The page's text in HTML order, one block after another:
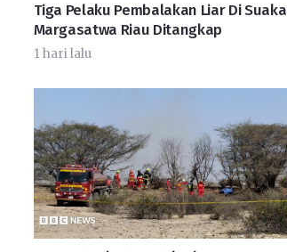
Tiga Pelaku Pembalakan Liar Di Suaka
Margasatwa Riau Ditangkap
1 hari lalu